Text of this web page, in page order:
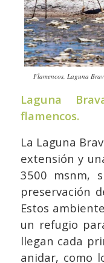
Flamencos, Laguna
Laguna
flamencos.
La Laguna
extensión y
3500 msnm,
preservación
Estos
un refugio
llegan cada
anidar, como